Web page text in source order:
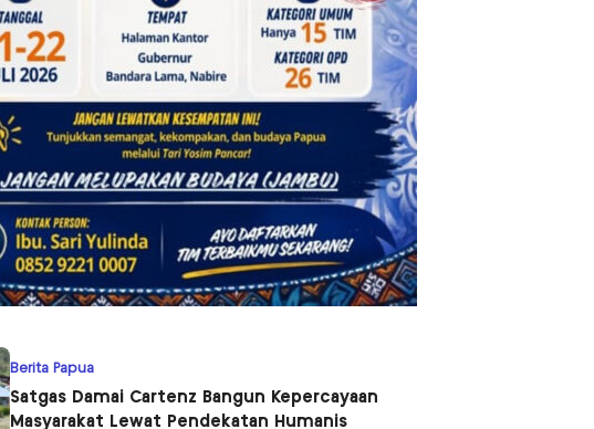
Berita Papua
Satgas Damai Cartenz Bangun Kepercayaan
Masyarakat Lewat Pendekatan Humanis